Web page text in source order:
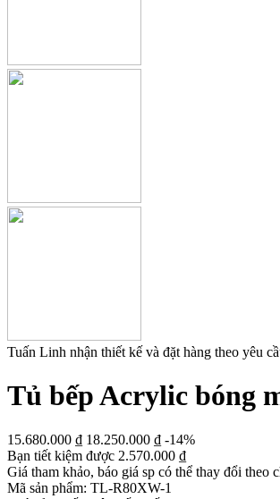
Tuấn Linh nhận thiết kế và đặt hàng theo yêu
Tủ bếp Acrylic bóng
15.680.000 ₫ 18.250.000 ₫ -14%
Bạn tiết kiệm được 2.570.000 ₫
Giá tham khảo, báo giá sp có thể thay đổi theo
Mã sản phẩm: TL-R80XW-1